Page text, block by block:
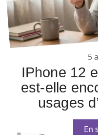
5
IPhone 12
est-elle
usages
En